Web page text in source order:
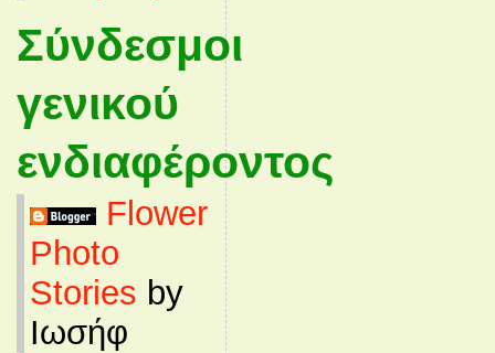
Σύνδεσμοι
γενικού
ενδιαφέροντος
Flower
Photo
Stories by
Ιωσήφ